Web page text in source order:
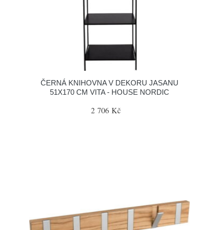
ČERNÁ KNIHOVNA V DEKORU JASANU
51X170 CM VITA - HOUSE NORDIC
2 706 Kč